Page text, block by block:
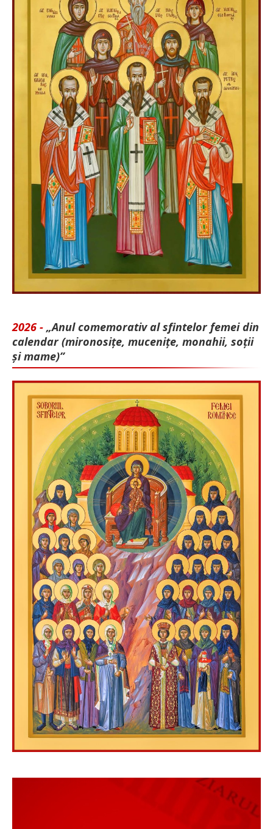
2026 - „Anul comemorativ al sfintelor femei din
calendar (mironosițe, mu­cenițe, monahii, soții
și mame)”